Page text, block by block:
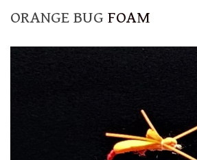
ORANGE BUG FOAM